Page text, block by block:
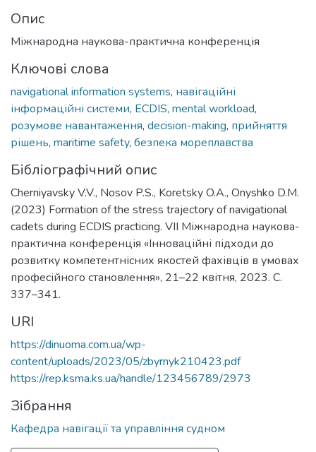
Опис
Міжнародна наукова-практична конференція
Ключові слова
navigational information systems, навігаційні
інформаційні системи, ECDIS, mental workload,
розумове навантаження, decision-making, прийняття
рішень, maritime safety, безпека мореплавства
Бібліографічний опис
Cherniyavsky V.V., Nosov P.S., Koretsky O.A., Onyshko D.M.
(2023) Formation of the stress trajectory of navigational
cadets during ECDIS practicing. VІІ Міжнародна наукова-
практична конференція «Інноваційні підходи до
розвитку компетентнісних якостей фахівців в умовах
професійного становлення», 21–22 квітня, 2023. С.
337–341.
URI
https://dinuoma.com.ua/wp-
content/uploads/2023/05/zbyrnyk210423.pdf
https://rep.ksma.ks.ua/handle/123456789/2973
Зібрання
Кафедра навігації та управління судном